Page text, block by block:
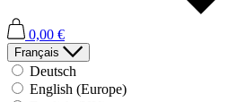
0,00 €
Français
Deutsch
English (Europe)